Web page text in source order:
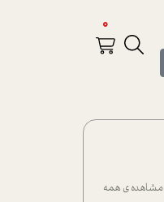
0
مشاهده ی همه